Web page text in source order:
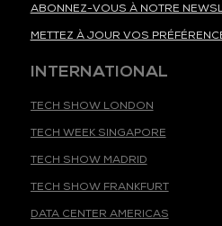
ABONNEZ-VOUS À NOTRE
METTEZ À JOUR VOS